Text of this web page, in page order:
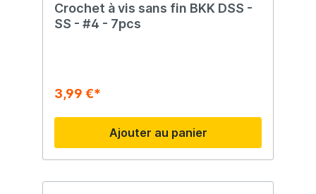
Crochet à vis sans fin BKK DSS -
SS - #4 - 7pcs
3,99 €*
Ajouter au panier